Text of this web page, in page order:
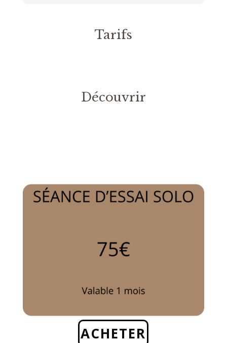
Tarifs
Découvrir
ACHETER